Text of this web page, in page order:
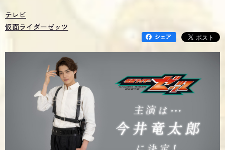
テレビ
仮面ライダーゼッツ